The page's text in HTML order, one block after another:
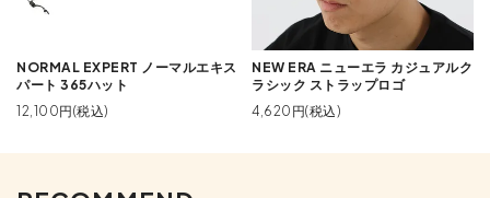
NORMAL EXPERT ノーマルエキス
パート 365ハット
12,100円(税込)
NEW ERA ニューエラ カジュアルク
ラシック ストラップロゴ
4,620円(税込)